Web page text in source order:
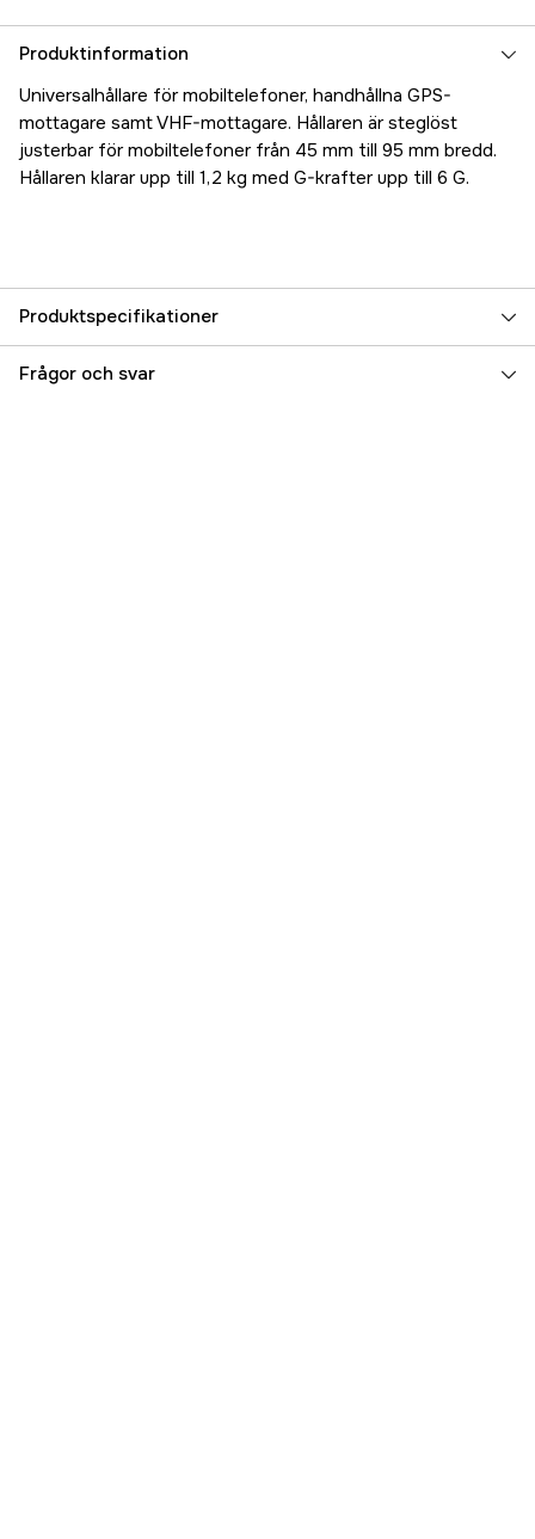
Produktinformation
Universalhållare för mobiltelefoner, handhållna GPS-
mottagare samt VHF-mottagare. Hållaren är steglöst
justerbar för mobiltelefoner från 45 mm till 95 mm bredd.
Hållaren klarar upp till 1,2 kg med G-krafter upp till 6 G.
Produktspecifikationer
Referensnummer 5000023047
Frågor och svar